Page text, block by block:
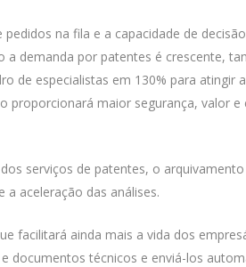
na fila e a capacidade de
demanda por patentes é crescente,
de especialistas em 130% para atingir
proporcionará maior segurança, valor e
serviços de patentes, o
aceleração das análises.
facilitará ainda mais a vida dos
documentos técnicos e enviá-los